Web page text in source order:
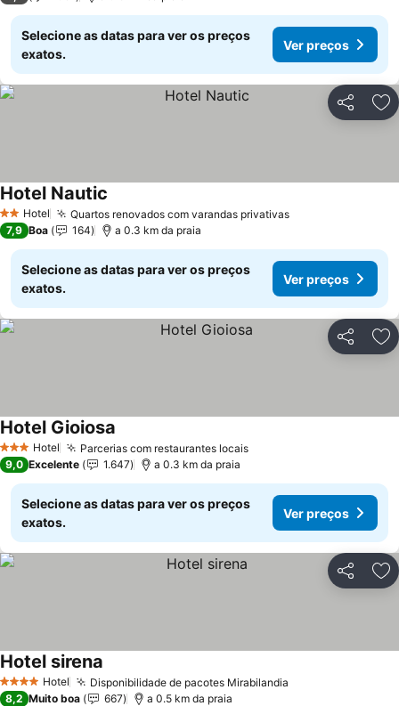
Selecione as datas para ver os preços
exatos.
Ver preços
Partilhar
2 Estrelas
Hotel Quartos renovados com varandas privativasVer preços
Hotel Nautic
7,9 Boa 164 a 0.3 km da praia
Selecione as datas para ver os preços
exatos.
Ver preços
Partilhar
3 EstrelasHotel Parcerias com restaurantes locaisVer preços
Hotel Gioiosa
9,0 Excelente 1.647 a 0.3 km da praia
Selecione as datas para ver os preços
exatos.
Ver preços
Partilhar
4 EstrelasHotel Disponibilidade de pacotes Mirabilandia
Hotel sirena
8,2 Muito boa 667 a 0.5 km da praia